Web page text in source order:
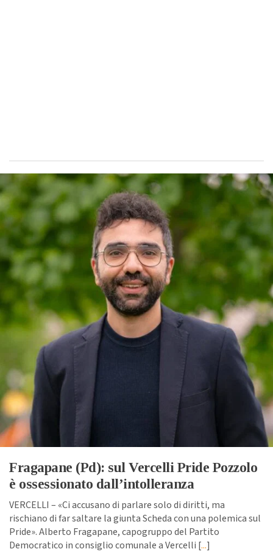
Fragapane (Pd): sul Vercelli Pride Pozzolo
è ossessionato dall’intolleranza
VERCELLI – «Ci accusano di parlare solo di diritti, ma
rischiano di far saltare la giunta Scheda con una polemica sul
Pride». Alberto Fragapane, capogruppo del Partito
Democratico in consiglio comunale a Vercelli [...]